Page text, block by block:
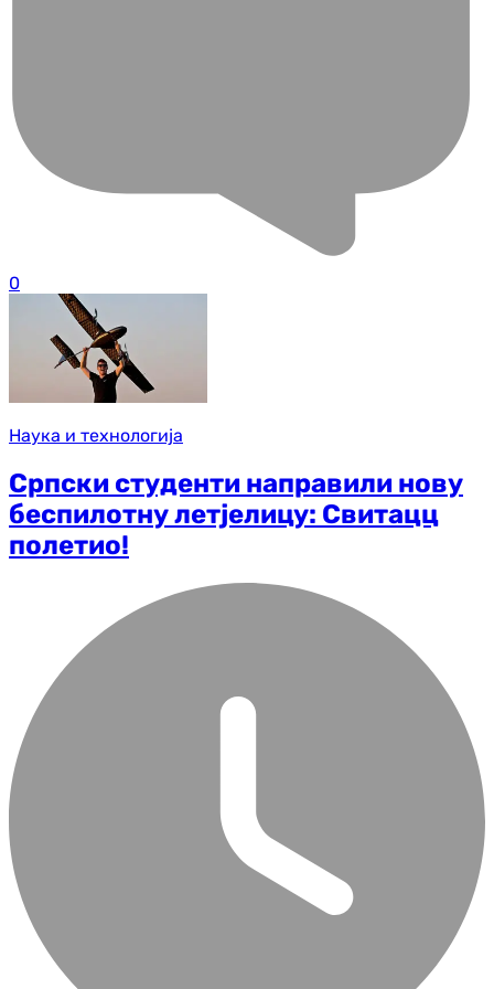
0
Наука и технологија
Српски студенти направили нову
беспилотну летјелицу: Свитацц
полетио!